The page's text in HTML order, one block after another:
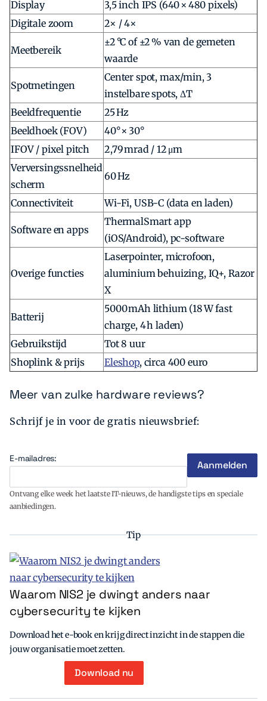
Display
3,5 inch IPS (640 × 480 pixels)
Digitale zoom
2× / 4×
Meetbereik
±2 °C of ±2 % van de gemeten
waarde
Spotmetingen
Center spot, max/min, 3
instelbare spots, ΔT
Beeldfrequentie
25 Hz
Beeldhoek (FOV)
40° × 30°
IFOV / pixel pitch
2,79 mrad / 12 μm
Verversingssnelheid
scherm
60 Hz
Connectiviteit Wi-Fi, USB-C (data en laden)
Software en apps
ThermalSmart app
(iOS/Android), pc-software
Overige functies
Laserpointer, microfoon,
aluminium behuizing, IQ+, Razor
X
Batterij
5000 mAh lithium (18 W fast
charge, 4 h laden)
Gebruikstijd
Tot 8 uur
Shoplink & prijs
Eleshop, circa 400 euro
Meer van zulke hardware reviews?
Schrijf je in voor de gratis nieuwsbrief:
E-mailadres:
Ontvang elke week het laatste IT-nieuws, de handigste tips en speciale
aanbiedingen.
Tip
Waarom NIS2 je dwingt anders naar
cybersecurity te kijken
Download het e-book en krijg direct inzicht in de stappen die
jouw organisatie moet zetten.
Download nu